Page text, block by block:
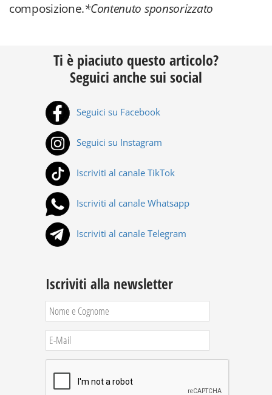
composizione.*Contenuto sponsorizzato
Ti è piaciuto questo articolo?
Seguici anche sui social
Seguici su Facebook
Seguici su Instagram
Iscriviti al canale TikTok
Iscriviti al canale Whatsapp
Iscriviti al canale Telegram
Iscriviti alla newsletter